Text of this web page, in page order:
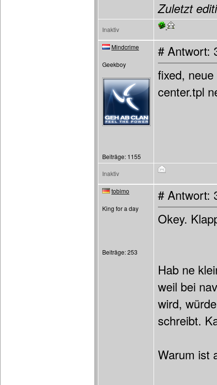
Zuletzt
Inaktiv
Mindcrime
Geekboy
Beiträge: 1155
# Antwort:
fixed,
center.tpl
Inaktiv
tobimo
King for a day
Beiträge: 253
# Antwort:
Okey.
Hab ne
weil bei
wird,
schreibt.
Warum ist